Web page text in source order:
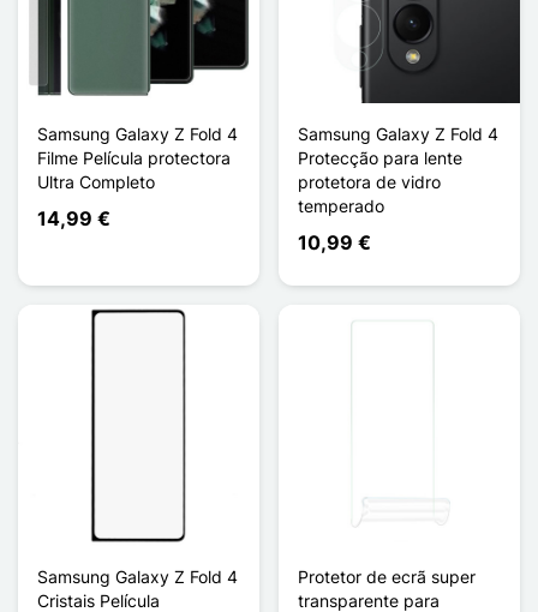
Samsung Galaxy Z Fold 4
Filme Película protectora
Ultra Completo
14,99 €
Samsung Galaxy Z Fold 4
Protecção para lente
protetora de vidro
temperado
10,99 €
Samsung Galaxy Z Fold 4
Cristais Película
Protetor de ecrã super
transparente para